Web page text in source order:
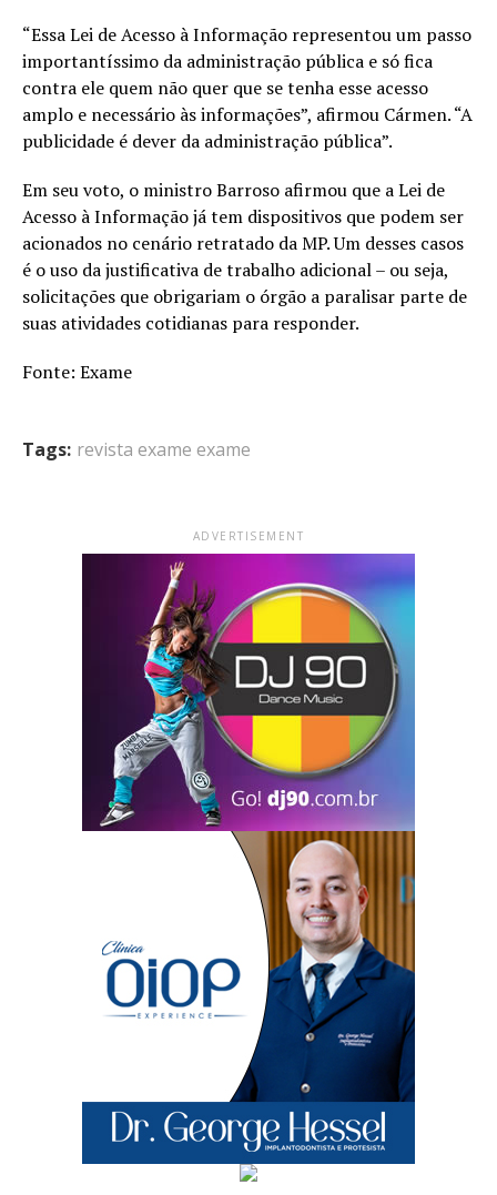
“Essa Lei de Acesso à Informação representou um passo
importantíssimo da administração pública e só fica
contra ele quem não quer que se tenha esse acesso
amplo e necessário às informações”, afirmou Cármen. “A
publicidade é dever da administração pública”.
Em seu voto, o ministro Barroso afirmou que a Lei de
Acesso à Informação já tem dispositivos que podem ser
acionados no cenário retratado da MP. Um desses casos
é o uso da justificativa de trabalho adicional – ou seja,
solicitações que obrigariam o órgão a paralisar parte de
suas atividades cotidianas para responder.
Fonte: Exame
Tags: revista exame exame
ADVERTISEMENT